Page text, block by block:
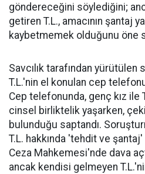
göndereceğini söylediğini;
getiren T.L., amacının şantaj
kaybetmemek olduğunu öne
Savcılık tarafından yürütülen
T.L.'nin el konulan cep
Cep telefonunda, genç kız ile
cinsel birliktelik yaşarken,
bulunduğu saptandı.
T.L. hakkında 'tehdit ve
Ceza Mahkemesi'nde dava
ancak kendisi gelmeyen